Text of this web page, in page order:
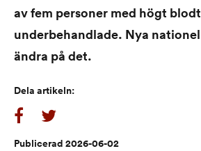
av fem personer med högt
underbehandlade. Nya
ändra på det.
Dela artikeln:
Publicerad 2026-06-02